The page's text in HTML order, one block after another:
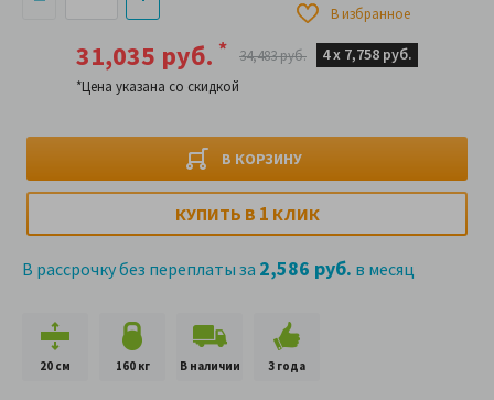
31,035 руб. *
*Цена указана со скидкой
34,483 руб. 4 х 7,758 руб.
В КОРЗИНУ
В избранное
КУПИТЬ В 1 КЛИК
В рассрочку без переплаты за 2,586 руб. в месяц
20 см 160 кг В наличии 3 года